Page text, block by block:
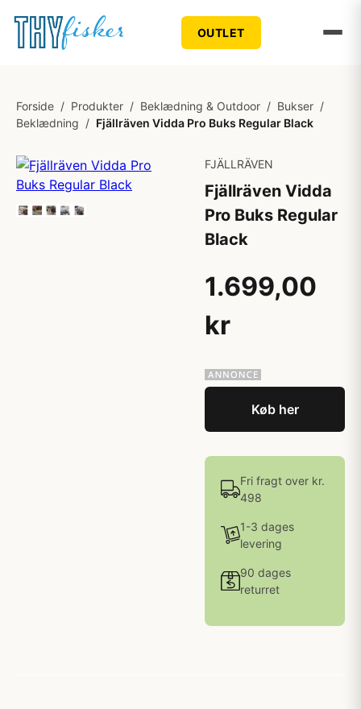
OUTLET
Forside / Produkter / Beklædning & Outdoor / Bukser /
Beklædning / Fjällräven Vidda Pro Buks Regular Black
FJÄLLRÄVEN
Fjällräven Vidda
Pro Buks Regular
Black
1.699,00
kr
Køb her
Fri fragt over kr.
498
1-3 dages
levering
90 dages
returret